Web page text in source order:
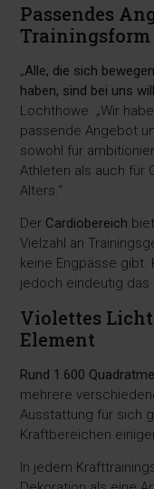
Passendes
Trainingsform
„Alle, die sich
haben, sind bei uns
Lochthowe. „Wir
passende Angebot
sowohl für
Athleten als auch für
Alters.“
Der Cardiobereich
Vielzahl an
keine Engpässe gibt.
jedoch eindeutig das
Violettes
Element
Rund 1.600
mehrere
Ausstattung für sich
Kraftbereichen
In jedem